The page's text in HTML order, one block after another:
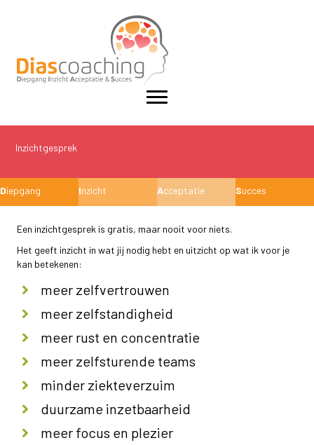
Inzichtgesprek
Diepgang Inzicht Acceptatie Succes
Een inzichtgesprek is gratis, maar nooit voor niets.
Het geeft inzicht in wat jij nodig hebt en uitzicht op wat ik voor je
kan betekenen:
meer zelfvertrouwen
meer zelfstandigheid
meer rust en concentratie
meer zelfsturende teams
minder ziekteverzuim
duurzame inzetbaarheid
meer focus en plezier